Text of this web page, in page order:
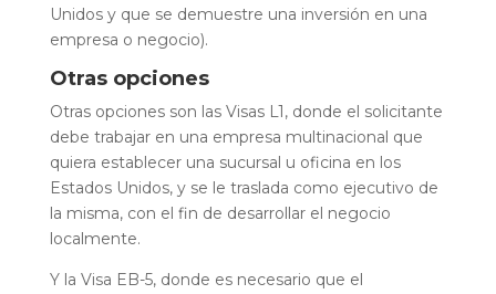
Unidos y que se demuestre una inversión en una
empresa o negocio).
Otras opciones
Otras opciones son las Visas L1, donde el solicitante
debe trabajar en una empresa multinacional que
quiera establecer una sucursal u oficina en los
Estados Unidos, y se le traslada como ejecutivo de
la misma, con el fin de desarrollar el negocio
localmente.
Y la Visa EB-5, donde es necesario que el